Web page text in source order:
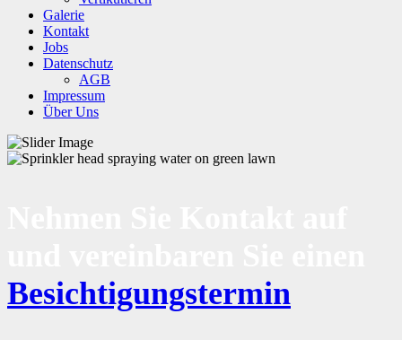
Galerie
Kontakt
Jobs
Datenschutz
AGB
Impressum
Über Uns
Besichtigungstermin